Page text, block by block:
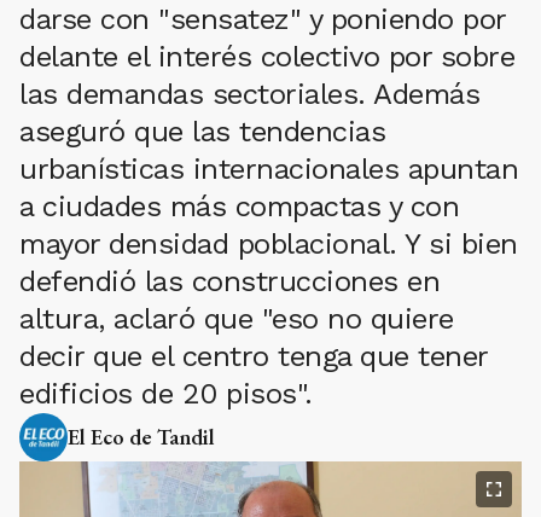
darse con "sensatez" y poniendo por
delante el interés colectivo por sobre
las demandas sectoriales. Además
aseguró que las tendencias
urbanísticas internacionales apuntan
a ciudades más compactas y con
mayor densidad poblacional. Y si bien
defendió las construcciones en
altura, aclaró que "eso no quiere
decir que el centro tenga que tener
edificios de 20 pisos".
El Eco de Tandil